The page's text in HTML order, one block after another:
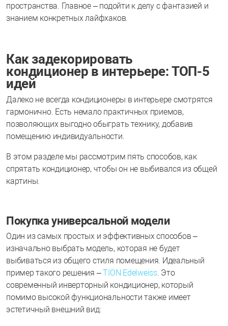
пространства. Главное – подойти к делу с фантазией и
знанием конкретных лайфхаков.
Как задекорировать
кондиционер в интерьере: ТОП-5
идей
Далеко не всегда кондиционеры в интерьере смотрятся
гармонично. Есть немало практичных приемов,
позволяющих выгодно обыграть технику, добавив
помещению индивидуальности.
В этом разделе мы рассмотрим пять способов, как
спрятать кондиционер, чтобы он не выбивался из общей
картины.
Покупка универсальной модели
Один из самых простых и эффективных способов –
изначально выбрать модель, которая не будет
выбиваться из общего стиля помещения. Идеальный
пример такого решения –TION Edelweiss. Это
современный инверторный кондиционер, который
помимо высокой функциональности также имеет
эстетичный внешний вид: